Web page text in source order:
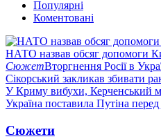
Популярні
Коментовані
НАТО назвав обсяг допомоги
СюжетВторгнення Росії в
Сікорський закликав збивати
У Криму вибухи, Керченський
Україна поставила Путіна
Сюжети